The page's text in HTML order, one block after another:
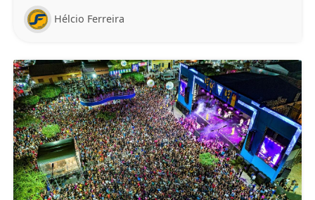
Hélcio Ferreira